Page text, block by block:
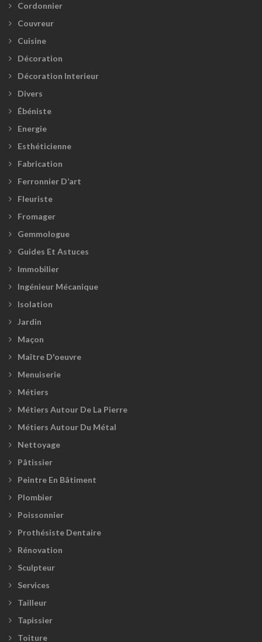
Cordonnier
Couvreur
Cuisine
Décoration
Décoration Interieur
Divers
Ébéniste
Energie
Esthéticienne
Fabrication
Ferronnier D’art
Fleuriste
Fromager
Gemmologue
Guides Et Astuces
Immobilier
Ingénieur Mécanique
Isolation
Jardin
Maçon
Maître D'oeuvre
Menuiserie
Métiers
Métiers Autour De La Pierre
Métiers Autour Du Métal
Nettoyage
Pâtissier
Peintre En Bâtiment
Plombier
Poissonnier
Prothésiste Dentaire
Rénovation
Sculpteur
Services
Tailleur
Tapissier
Toiture